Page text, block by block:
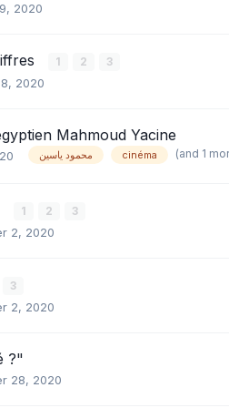
2020
1 2 3
2020
Mahmoud Yacine
محمود ياسين cinéma (and 1
1 2 3
2, 2020
3
2, 2020
?"
28, 2020